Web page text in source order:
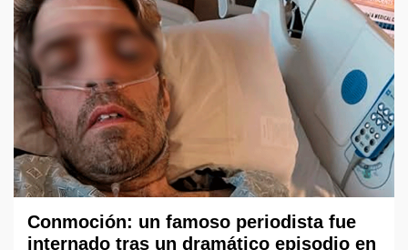
Conmoción: un famoso periodista fue
internado tras un dramático episodio en